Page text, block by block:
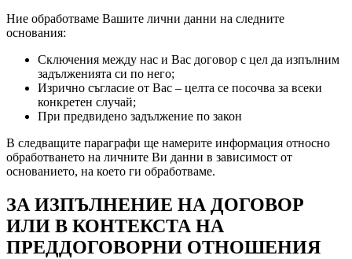
Ние обработваме Вашите лични данни на следните
основания:
Сключения между нас и Вас договор с цел да изпълним
задълженията си по него;
Изрично съгласие от Вас – целта се посочва за всеки
конкретен случай;
При предвидено задължение по закон
В следващите параграфи ще намерите информация относно
обработването на личните Ви данни в зависимост от
основанието, на което ги обработваме.
ЗА ИЗПЪЛНЕНИЕ НА ДОГОВОР
ИЛИ В КОНТЕКСТА НА
ПРЕДДОГОВОРНИ ОТНОШЕНИЯ